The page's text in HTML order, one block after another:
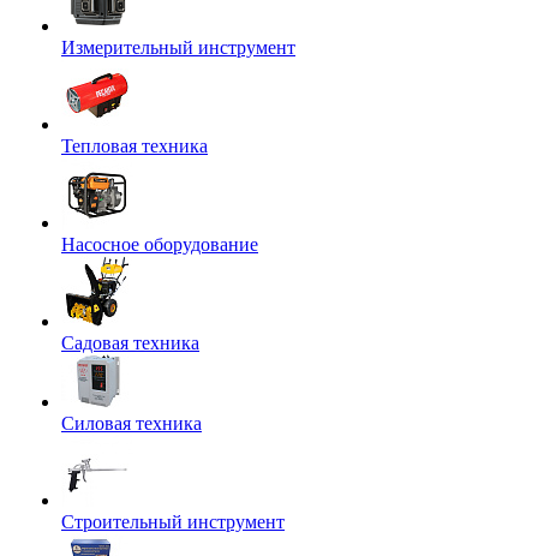
Измерительный инструмент
Тепловая техника
Насосное оборудование
Садовая техника
Силовая техника
Строительный инструмент